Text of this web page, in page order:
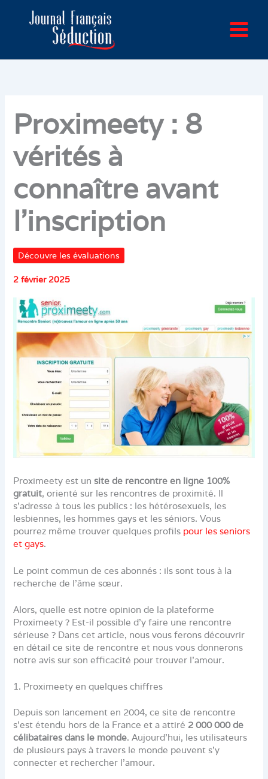
Proximeety : 8
vérités à
connaître avant
l’inscription
Découvre les évaluations
2 février 2025
Proximeety est un site de rencontre en ligne 100%
gratuit, orienté sur les rencontres de proximité. Il
s’adresse à tous les publics : les hétérosexuels, les
lesbiennes, les hommes gays et les séniors. Vous
pourrez même trouver quelques profils pour les seniors
et gays.
Le point commun de ces abonnés : ils sont tous à la
recherche de l’âme sœur.
Alors, quelle est notre opinion de la plateforme
Proximeety ? Est-il possible d’y faire une rencontre
sérieuse ? Dans cet article, nous vous ferons découvrir
en détail ce site de rencontre et nous vous donnerons
notre avis sur son efficacité pour trouver l’amour.
1. Proximeety en quelques chiffres
Depuis son lancement en 2004, ce site de rencontre
s’est étendu hors de la France et a attiré 2 000 000 de
célibataires dans le monde. Aujourd’hui, les utilisateurs
de plusieurs pays à travers le monde peuvent s’y
connecter et rechercher l’amour.